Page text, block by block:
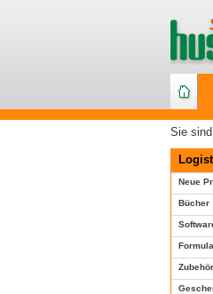
Sie
Neue
Bücher